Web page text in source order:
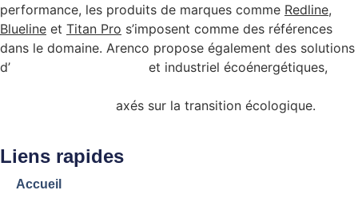
performance, les produits de marques comme Redline,
Blueline et Titan Pro s’imposent comme des références
dans le domaine. Arenco propose également des solutions
d’
et industriel écoénergétiques,
axés sur la transition écologique.
Liens rapides
Accueil